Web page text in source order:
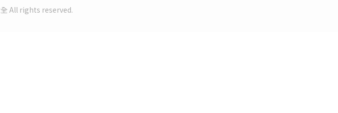
All rights reserved.